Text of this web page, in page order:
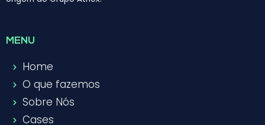
MENU
Home
O que fazemos
Sobre Nós
Cases